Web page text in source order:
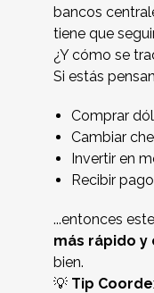
bancos
tiene que
¿Y cómo se
Si estás
Comprar
Cambiar
Invertir en
Recibir
...entonces
más rápido y
bien.
💡 Tip